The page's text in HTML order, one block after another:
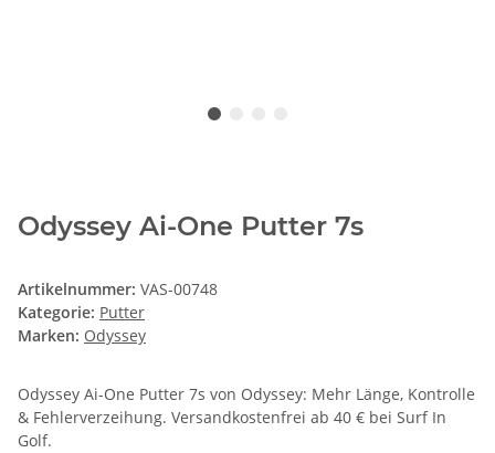
Odyssey Ai-One Putter 7s
Artikelnummer: VAS-00748
Kategorie: Putter
Marken: Odyssey
Odyssey Ai-One Putter 7s von Odyssey: Mehr Länge, Kontrolle
& Fehlerverzeihung. Versandkostenfrei ab 40 € bei Surf In
Golf.